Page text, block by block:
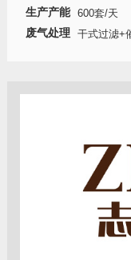
生产产能
600套/天
废气处理
干式过滤+